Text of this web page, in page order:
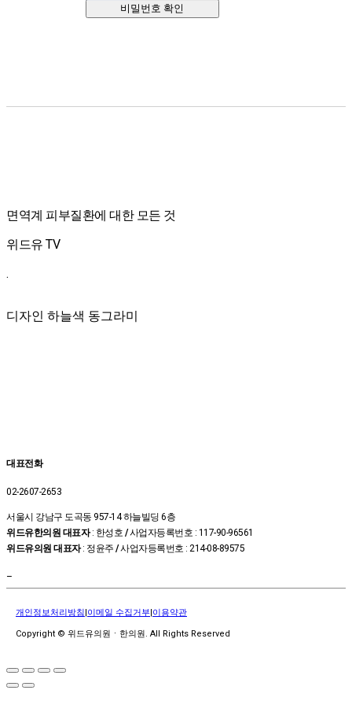
비밀번호 확인
면역계 피부질환에 대한 모든 것
위드유 TV
.
디자인 하늘색 동그라미
대표전화
02-2607-2653
서울시 강남구 도곡동 957-14 하늘빌딩 6층
위드유한의원 대표자: 한성호 /사업자등록번호 : 117-90-96561
위드유의원 대표자: 정윤주 /사업자등록번호 : 214-08-89575
–
개인정보처리방침|이메일 수집거부|이용약관
Copyright © 위드유의원ㆍ한의원. All Rights Reserved